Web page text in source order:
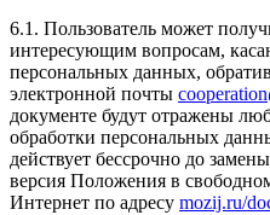
6.1. Пользователь может
интересующим вопросам,
персональных данных,
электронной почты
документе будут отражены
обработки персональных
действует бессрочно до
версия Положения в
Интернет по адресу mozij.ru/